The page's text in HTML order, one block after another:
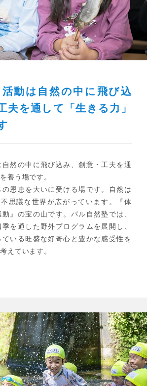
動は自然の中に飛び込
夫を通して「生きる力」
然の中に飛び込み、創意・工夫を通
養う場です。
恩恵を大いに受ける場です。自然は
思議な世界が広がっています。『体
』の宝の山です。パル自然塾では、
を通した野外プログラムを展開し、
いる旺盛な好奇心と豊かな感受性を
えています。